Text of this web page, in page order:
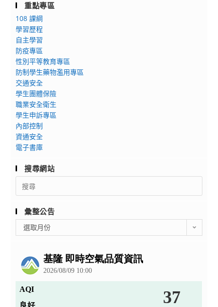
重點專區
108 課綱
學習歷程
自主學習
防疫專區
性別平等教育專區
防制學生藥物濫用專區
交通安全
學生團體保險
職業安全衛生
學生申訴專區
內部控制
資通安全
電子書庫
搜尋網站
Search
for:
彙整公告
整
選取月份